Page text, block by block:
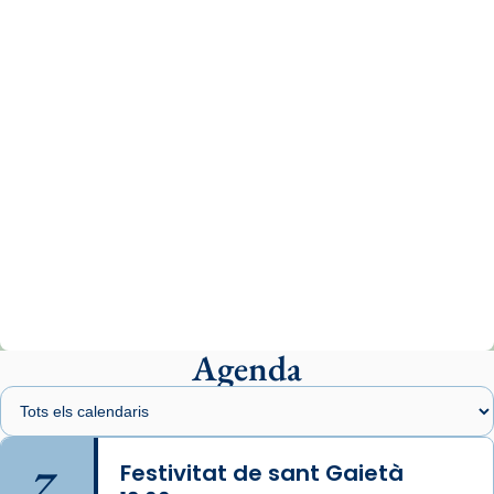
Arquebisbat de Barcelona
2 weeks ago
Memòria de les santes Juliana i
Semproniana, verges i màrtirs.
Agenda
Festivitat de sant Gaietà